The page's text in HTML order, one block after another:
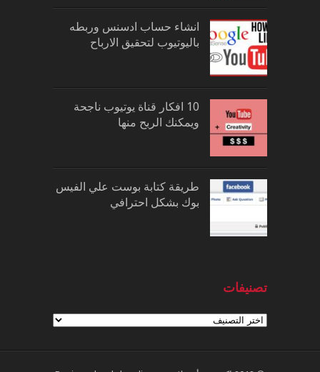
انشاء حساب ادسنس وربطه
باليوتيوب لتحقيق الارباح
10 افكار قناة يوتيوب ناجحة
ويمكنك الربح منها
طريقة كتابة بوست علي الفيس
بوك بشكل احترافي
تصنيفات
تصنيفات